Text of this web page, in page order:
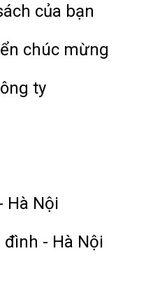
của bạn
chúc mừng
ty
Hà Nội
- Hà Nội